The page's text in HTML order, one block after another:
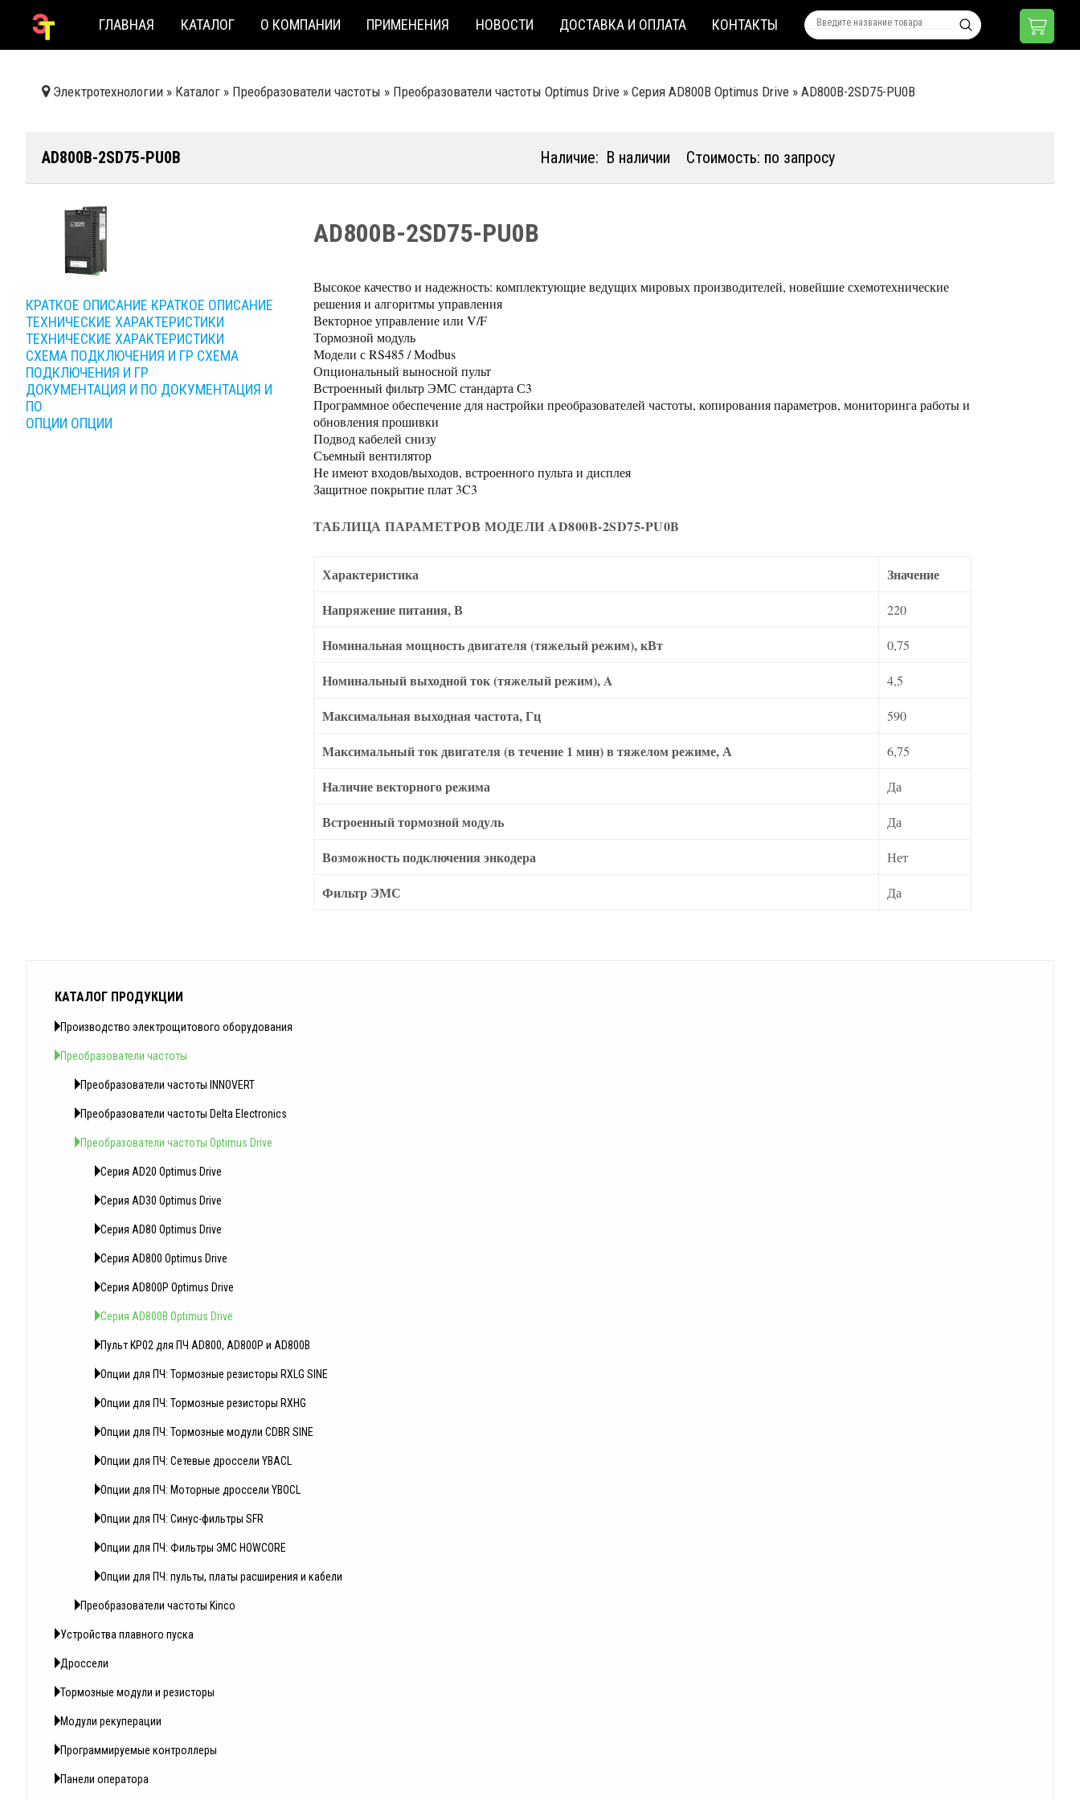
ГЛАВНАЯ КАТАЛОГ О КОМПАНИИ ПРИМЕНЕНИЯ НОВОСТИ ДОСТАВКА И ОПЛАТА КОНТАКТЫ
Электротехнологии » Каталог » Преобразователи частоты » Преобразователи частоты Optimus Drive » Серия AD800B Optimus Drive » AD800B-2SD75-PU0B
AD800B-2SD75-PU0B Наличие: В наличии Стоимость: по запросу
КРАТКОЕ ОПИСАНИЕ КРАТКОЕ ОПИСАНИЕ
ТЕХНИЧЕСКИЕ ХАРАКТЕРИСТИКИ
ТЕХНИЧЕСКИЕ ХАРАКТЕРИСТИКИ
СХЕМА ПОДКЛЮЧЕНИЯ И ГР СХЕМА
ПОДКЛЮЧЕНИЯ И ГР
ДОКУМЕНТАЦИЯ И ПО ДОКУМЕНТАЦИЯ И
ПО
ОПЦИИ ОПЦИИ
AD800B-2SD75-PU0B
Высокое качество и надежность: комплектующие ведущих мировых производителей, новейшие схемотехнические
решения и алгоритмы управления
Векторное управление или V/F
Тормозной модуль
Модели с RS485 / Modbus
Опциональный выносной пульт
Встроенный фильтр ЭМС стандарта С3
Программное обеспечение для настройки преобразователей частоты, копирования параметров, мониторинга работы и
обновления прошивки
Подвод кабелей снизу
Съемный вентилятор
Не имеют входов/выходов, встроенного пульта и дисплея
Защитное покрытие плат 3C3
ТАБЛИЦА ПАРАМЕТРОВ МОДЕЛИ AD800B-2SD75-PU0B
Характеристика
Значение
Напряжение питания, В
220
Номинальная мощность двигателя (тяжелый режим), кВт 0,75
Номинальный выходной ток (тяжелый режим), A 4,5
Максимальная выходная частота, Гц 590
Максимальный ток двигателя (в течение 1 мин) в тяжелом режиме, А 6,75
Наличие векторного режима Да
Встроенный тормозной модуль Да
Возможность подключения энкодера Нет
Фильтр ЭМС Да
КАТАЛОГ ПРОДУКЦИИ
Производство электрощитового оборудования
Преобразователи частоты
Преобразователи частоты INNOVERT
Преобразователи частоты Delta Electronics
Преобразователи частоты Optimus Drive
Серия AD20 Optimus Drive
Серия AD30 Optimus Drive
Серия AD80 Optimus Drive
Серия AD800 Optimus Drive
Серия AD800P Optimus Drive
Серия AD800B Optimus Drive
Пульт KP02 для ПЧ AD800, AD800P и AD800B
Опции для ПЧ: Тормозные резисторы RXLG SINE
Опции для ПЧ: Тормозные резисторы RXHG
Опции для ПЧ: Тормозные модули CDBR SINE
Опции для ПЧ: Сетевые дроссели YBACL
Опции для ПЧ: Моторные дроссели YBOCL
Опции для ПЧ: Синус-фильтры SFR
Опции для ПЧ: Фильтры ЭМС HOWCORE
Опции для ПЧ: пульты, платы расширения и кабели
Преобразователи частоты Kinco
Устройства плавного пуска
Дроссели
Тормозные модули и резисторы
Модули рекуперации
Программируемые контроллеры
Панели оператора